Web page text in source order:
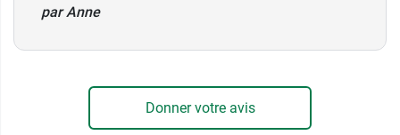
par Anne
Donner votre avis